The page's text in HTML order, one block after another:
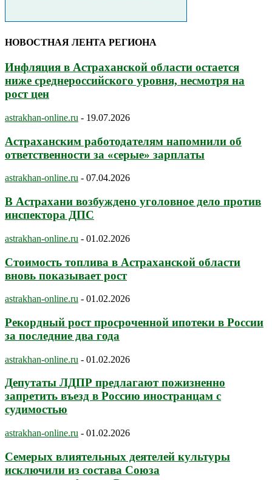
НОВОСТНАЯ ЛЕНТА РЕГИОНА
Инфляция в Астраханской области остается
ниже среднероссийского уровня, несмотря на
рост цен
astrakhan-online.ru - 19.07.2026
Астраханским работодателям напомнили об
ответственности за «серые» зарплаты
astrakhan-online.ru - 07.04.2026
В Астрахани возбуждено уголовное дело против
инспектора ДПС
astrakhan-online.ru - 01.02.2026
Стоимость топлива в Астраханской области
вновь показывает рост
astrakhan-online.ru - 01.02.2026
Рекордный рост просроченной ипотеки в России
за последние два года
astrakhan-online.ru - 01.02.2026
Депутаты ЛДПР предлагают пожизненно
запретить въезд в Россию иностранцам с
судимостью
astrakhan-online.ru - 01.02.2026
Семерых влиятельных деятелей культуры
исключили из состава Союза